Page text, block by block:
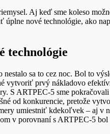
Aj keď sme koleso
nové technológie, ako
technológie
sa to cez noc. Bol to
vytvoriť prvý nákladovo
S ARTPEC-5 sme
od konkurencie, pretože
umiestniť kdekoľvek – aj
v porovnaní s ARTPEC-5